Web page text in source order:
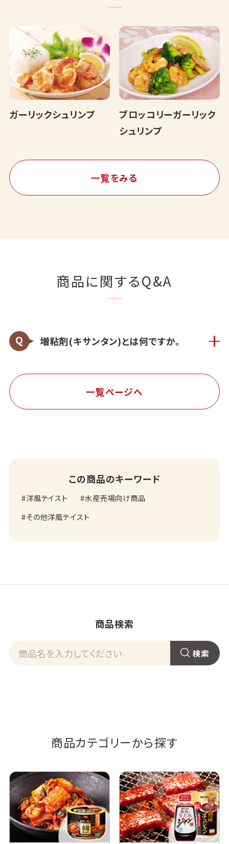
ガーリックシュリンプ
ブロッコリーガーリック
シュリンプ
一覧をみる
商品に関するQ&A
増粘剤(キサンタン)とは何ですか。
一覧ページへ
この商品のキーワード
洋風テイスト
水産売場向け商品
その他洋風テイスト
商品検索
商品カテゴリーから探す